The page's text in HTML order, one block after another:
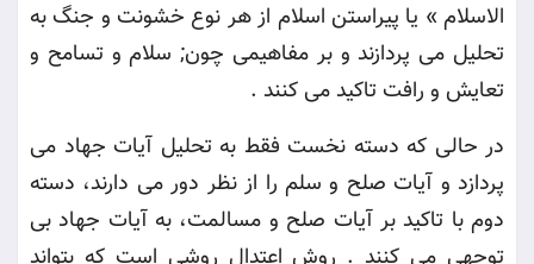
الاسلام » یا پیراستن اسلام از هر نوع خشونت و جنگ به
تحلیل می پردازند و بر مفاهیمی چون; سلام و تسامح و
تعایش و رافت تاکید می کنند .
در حالی که دسته نخست فقط به تحلیل آیات جهاد می
پردازد و آیات صلح و سلم را از نظر دور می دارند، دسته
دوم با تاکید بر آیات صلح و مسالمت، به آیات جهاد بی